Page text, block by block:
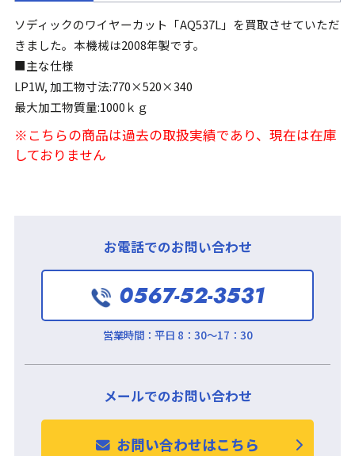
ソディックのワイヤーカット「AQ537L」を買取させていただ
きました。本機械は2008年製です。
■主な仕様
LP1W, 加工物寸法:770×520×340
最大加工物質量:1000ｋｇ
※こちらの商品は過去の取扱実績であり、現在は在庫
しておりません
お電話でのお問い合わせ
0567-52-3531
営業時間： 平日 8：30～17：30
メールでのお問い合わせ
お問い合わせはこちら